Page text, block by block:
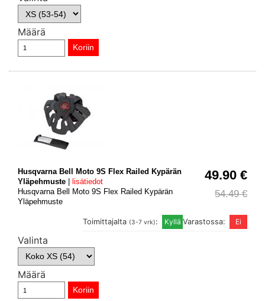
Määrä
49.90 €
54.49 €
Husqvarna Bell Moto 9S Flex Railed Kypärän
Yläpehmuste
lisätiedot
Husqvarna Bell Moto 9S Flex Railed Kypärän
Yläpehmuste
Varastossa:
Toimittajalta (3-7 vrk):
Valinta
Määrä